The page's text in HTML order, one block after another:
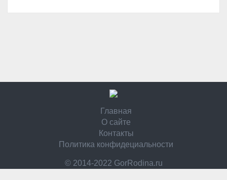
Главная
О сайте
Контакты
Политика конфидециальности
© 2014-2022 GorRodina.ru